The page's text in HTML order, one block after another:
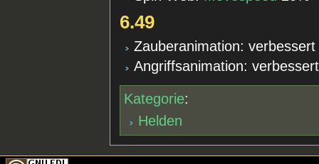
6.49
Zauberanimation: verbessert
Angriffsanimation: verbessert
Kategorie:
Helden